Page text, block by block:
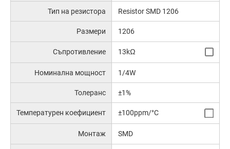
Тип на резистора Resistor SMD 1206
Размери 1206
Съпротивление 13kΩ
Номинална мощност 1/4W
Толеранс ±1%
Температурен коефициент ±100ppm/°C
Монтаж SMD